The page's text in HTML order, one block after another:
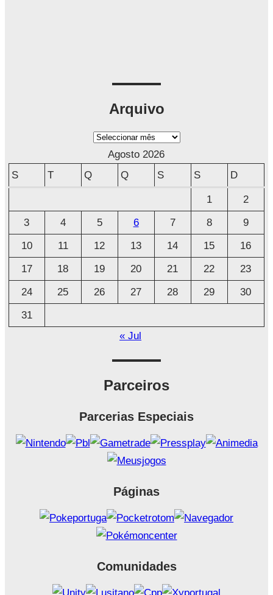
Arquivo
A
v
o
Agosto 2026
S
T Q Q S S D
1
2
3
4 5 6 7 8
9
10
11 12 13 14 15
16
17
18 19 20 21 22
23
24
25 26 27 28 29
30
31
« Jul
Parceiros
Parcerias Especiais
Páginas
Comunidades